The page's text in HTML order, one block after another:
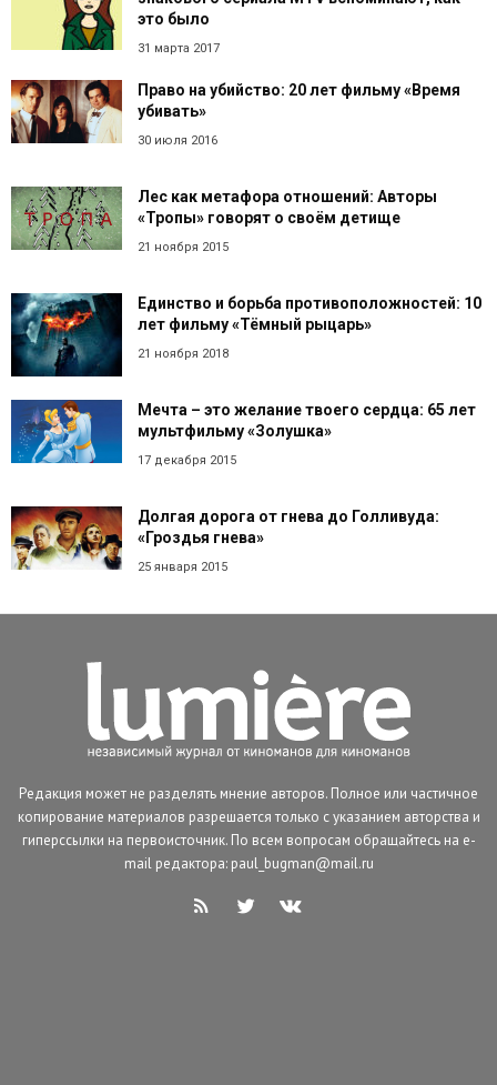
это было
31 марта 2017
Право на убийство: 20 лет фильму «Время
убивать»
30 июля 2016
Лес как метафора отношений: Авторы
«Тропы» говорят о своём детище
21 ноября 2015
Единство и борьба противоположностей: 10
лет фильму «Тёмный рыцарь»
21 ноября 2018
Мечта – это желание твоего сердца: 65 лет
мультфильму «Золушка»
17 декабря 2015
Долгая дорога от гнева до Голливуда:
«Гроздья гнева»
25 января 2015
Редакция может не разделять мнение авторов. Полное или частичное
копирование материалов разрешается только с указанием авторства и
гиперссылки на первоисточник. По всем вопросам обращайтесь на e-
mail редактора: paul_bugman@mail.ru